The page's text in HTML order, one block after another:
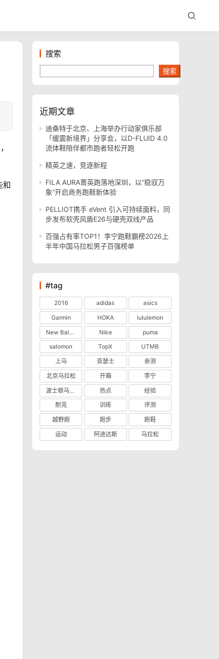
和
搜索
搜索
近期文章
迪桑特于北京、上海举办行动家俱乐部
「缓震新境界」分享会，以D-FLUID 4.0
流体鞋陪伴都市跑者轻松开跑
精英之速，竞逐新程
FILA AURA菁英跑落地深圳，以“稳驭万
象”开启商务跑鞋新体验
PELLIOT携手 eVent 引入可持续面料，同
步发布软壳风盾E26与硬壳双线产品
百强占有率TOP1！李宁跑鞋霸榜2026上
半年中国马拉松男子百强榜单
#tag
2016 adidas
asics
Garmin
HOKA
lululemon
New Balance
Nike
puma
salomon
TopX
UTMB
上马
亚瑟士
亲测
北京马拉松
开箱
李宁
波士顿马拉松
热点
经验
耐克
训练
评测
越野跑
跑步
跑鞋
运动
阿迪达斯 马拉松